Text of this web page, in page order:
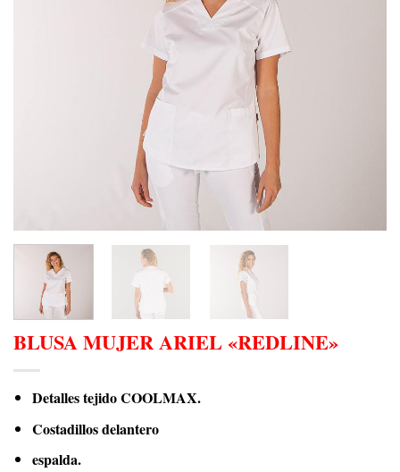
BLUSA MUJER ARIEL «REDLINE»
Detalles tejido COOLMAX.
Costadillos delantero
espalda.